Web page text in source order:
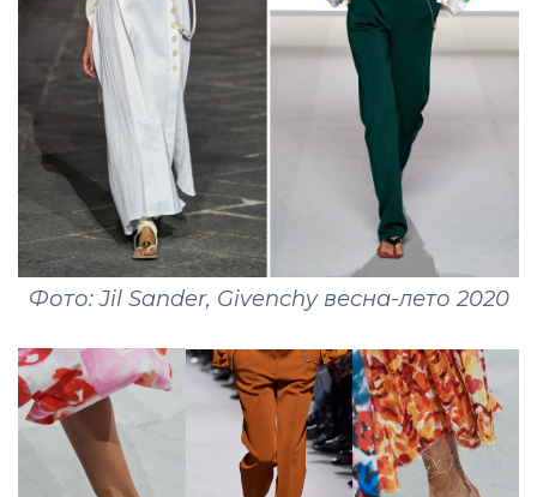
Фото: Jil Sander, Givenchy весна-лето 2020